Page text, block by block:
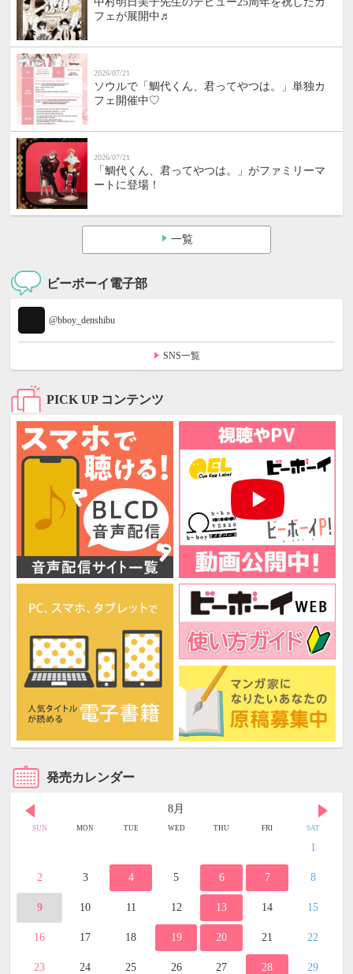
フェが展開中♬
2026/07/21
ソウルで「鯛代くん、君ってやつは。」単独カ
フェ開催中♡
2026/07/21
「鯛代くん、君ってやつは。」がファミリーマ
ートに登場！
一覧
ビーボーイ電子部
@bboy_denshibu
SNS一覧
PICK UP コンテンツ
発売カレンダー
8月
SUN MON TUE WED THU FRI SAT
1
2 3 4 5 6 7 8
9 10 11 12 13 14 15
16 17 18 19 20 21 22
23 24 25 26 27 28 29